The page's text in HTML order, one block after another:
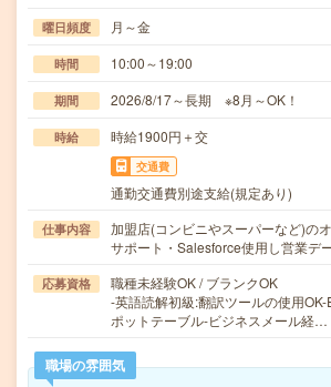
曜日頻度 月～金
時間 10:00～19:00
期間 2026/8/17～長期 ※8月～OK！
時給 時給1900円＋交
交通費
通勤交通費別途支給(規定あり)
仕事内容
加盟店(コンビニやスーパーなど)の
サポート・Salesforce使用し営業デ
応募資格
職種未経験OK / ブランクOK
-英語読解初級:翻訳ツールの使用
ポットテーブル-ビジネスメール経…
職場の雰囲気